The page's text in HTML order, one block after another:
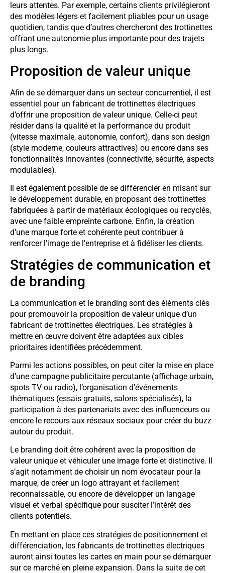
leurs attentes. Par exemple, certains clients privilégieront
des modèles légers et facilement pliables pour un usage
quotidien, tandis que d’autres chercheront des trottinettes
offrant une autonomie plus importante pour des trajets
plus longs.
Proposition de valeur unique
Afin de se démarquer dans un secteur concurrentiel, il est
essentiel pour un fabricant de trottinettes électriques
d’offrir une proposition de valeur unique. Celle-ci peut
résider dans la qualité et la performance du produit
(vitesse maximale, autonomie, confort), dans son design
(style moderne, couleurs attractives) ou encore dans ses
fonctionnalités innovantes (connectivité, sécurité, aspects
modulables).
Il est également possible de se différencier en misant sur
le développement durable, en proposant des trottinettes
fabriquées à partir de matériaux écologiques ou recyclés,
avec une faible empreinte carbone. Enfin, la création
d’une marque forte et cohérente peut contribuer à
renforcer l’image de l’entreprise et à fidéliser les clients.
Stratégies de communication et
de branding
La communication et le branding sont des éléments clés
pour promouvoir la proposition de valeur unique d’un
fabricant de trottinettes électriques. Les stratégies à
mettre en œuvre doivent être adaptées aux cibles
prioritaires identifiées précédemment.
Parmi les actions possibles, on peut citer la mise en place
d’une campagne publicitaire percutante (affichage urbain,
spots TV ou radio), l’organisation d’événements
thématiques (essais gratuits, salons spécialisés), la
participation à des partenariats avec des influenceurs ou
encore le recours aux réseaux sociaux pour créer du buzz
autour du produit.
Le branding doit être cohérent avec la proposition de
valeur unique et véhiculer une image forte et distinctive. Il
s’agit notamment de choisir un nom évocateur pour la
marque, de créer un logo attrayant et facilement
reconnaissable, ou encore de développer un langage
visuel et verbal spécifique pour susciter l’intérêt des
clients potentiels.
En mettant en place ces stratégies de positionnement et
différenciation, les fabricants de trottinettes électriques
auront ainsi toutes les cartes en main pour se démarquer
sur ce marché en pleine expansion. Dans la suite de cet